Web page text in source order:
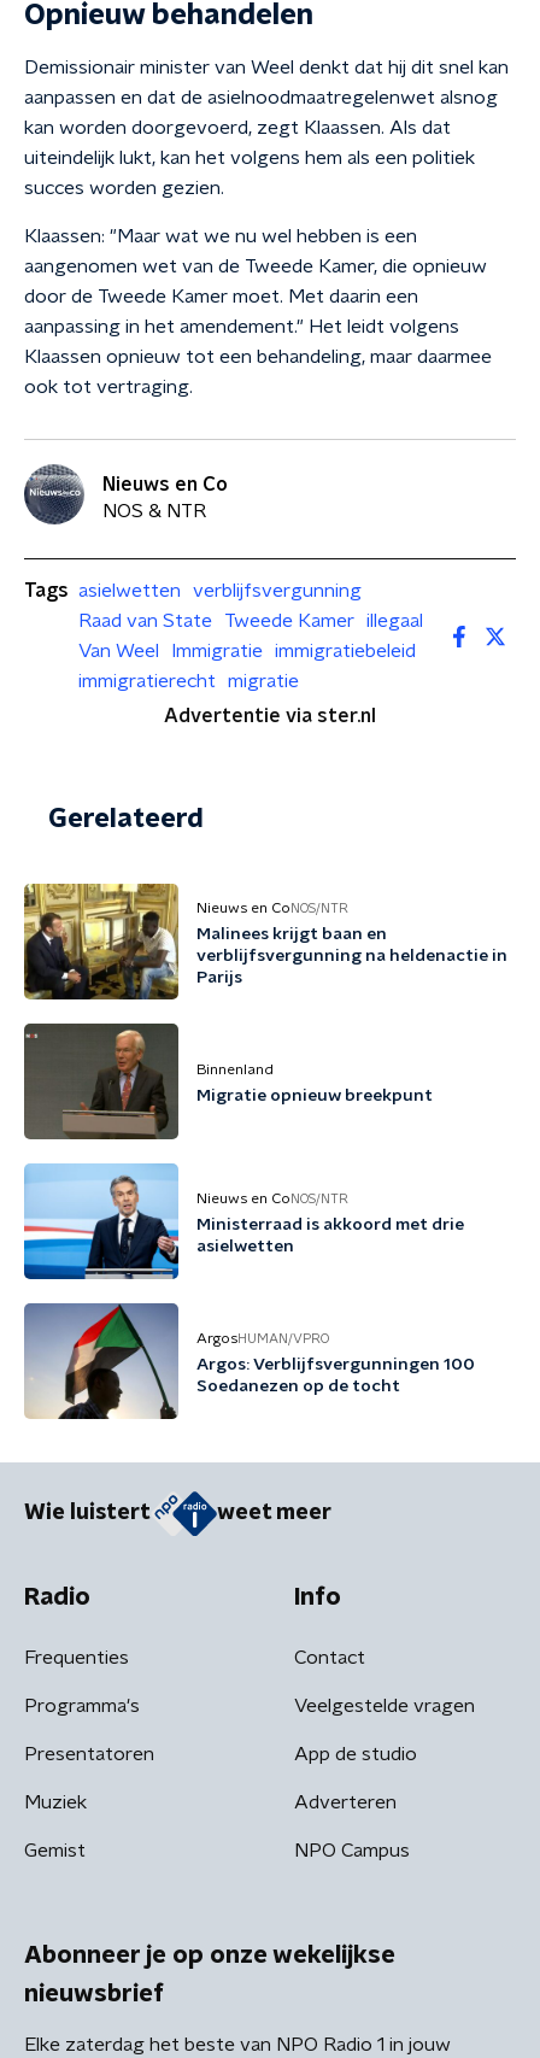
Opnieuw behandelen
Demissionair minister van Weel denkt dat hij dit snel kan
aanpassen en dat de asielnoodmaatregelenwet alsnog
kan worden doorgevoerd, zegt Klaassen. Als dat
uiteindelijk lukt, kan het volgens hem als een politiek
succes worden gezien.
Klaassen: "Maar wat we nu wel hebben is een
aangenomen wet van de Tweede Kamer, die opnieuw
door de Tweede Kamer moet. Met daarin een
aanpassing in het amendement." Het leidt volgens
Klaassen opnieuw tot een behandeling, maar daarmee
ook tot vertraging.
Nieuws en Co
NOS & NTR
Tags asielwetten
verblijfsvergunning
Raad van State
Tweede Kamer
illegaal
Van Weel
Immigratie
immigratiebeleid
immigratierecht
migratie
Advertentie via ster.nl
Gerelateerd
Nieuws en Co NOS/NTR
Malinees krijgt baan en
verblijfsvergunning na heldenactie in
Parijs
Binnenland
Migratie opnieuw breekpunt
Nieuws en Co NOS/NTR
Ministerraad is akkoord met drie
asielwetten
ArgosHUMAN/VPRO
Argos: Verblijfsvergunningen 100
Soedanezen op de tocht
Wie luistert weet meer
Radio
Frequenties
Programma's
Presentatoren
Muziek
Gemist
Info
Contact
Veelgestelde vragen
App de studio
Adverteren
NPO Campus
Abonneer je op onze wekelijkse
nieuwsbrief
Elke zaterdag het beste van NPO Radio 1 in jouw